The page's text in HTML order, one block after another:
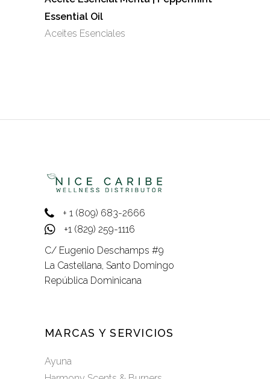
Essential Oil
Aceites Esenciales
+ 1 (809) 683-2666
+1 (829) 259-1116
C/ Eugenio Deschamps #9
La Castellana, Santo Domingo
República Dominicana
MARCAS Y SERVICIOS
Ayuna